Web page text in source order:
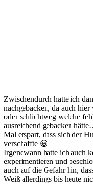
Zwischendurch hatte ich
nachgebacken, da auch
oder schlichtweg welche
ausreichend gebacken
Mal erspart, dass sich der
verschaffte 😀
Irgendwann hatte ich auch
experimentieren und
auch auf die Gefahr hin,
Weiß allerdings bis heute